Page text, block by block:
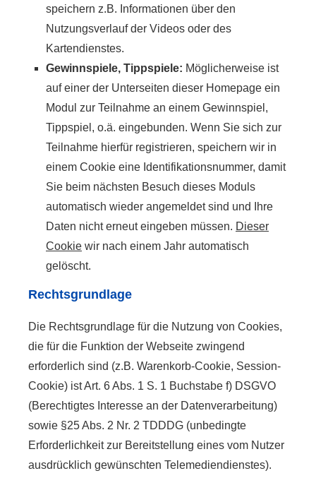
speichern z.B. Informationen über den
Nutzungsverlauf der Videos oder des
Kartendienstes.
Gewinnspiele, Tippspiele: Möglicherweise ist
auf einer der Unterseiten dieser Homepage ein
Modul zur Teilnahme an einem Gewinnspiel,
Tippspiel, o.ä. eingebunden. Wenn Sie sich zur
Teilnahme hierfür registrieren, speichern wir in
einem Cookie eine Identifikationsnummer, damit
Sie beim nächsten Besuch dieses Moduls
automatisch wieder angemeldet sind und Ihre
Daten nicht erneut eingeben müssen. Dieser
Cookie wir nach einem Jahr automatisch
gelöscht.
Rechtsgrundlage
Die Rechtsgrundlage für die Nutzung von Cookies,
die für die Funktion der Webseite zwingend
erforderlich sind (z.B. Warenkorb-Cookie, Session-
Cookie) ist Art. 6 Abs. 1 S. 1 Buchstabe f) DSGVO
(Berechtigtes Interesse an der Datenverarbeitung)
sowie §25 Abs. 2 Nr. 2 TDDDG (unbedingte
Erforderlichkeit zur Bereitstellung eines vom Nutzer
ausdrücklich gewünschten Telemediendienstes).